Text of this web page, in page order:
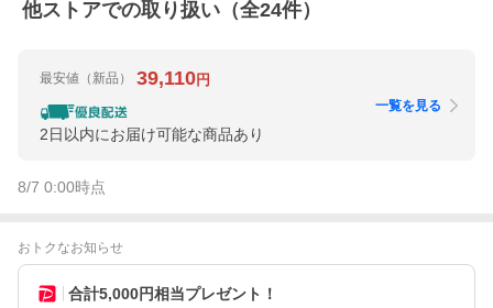
他ストアでの取り扱い（全24件）
最安値 （新品） 39,110円
2日以内にお届け可能な商品あり
一覧を見る
8/7 0:00時点
おトクなお知らせ
合計5,000円相当プレゼント！